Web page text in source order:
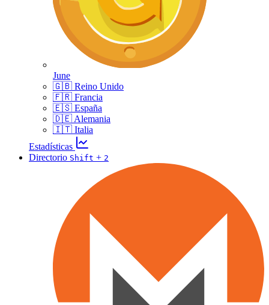
June
🇬🇧 Reino Unido
🇫🇷 Francia
🇪🇸 España
🇩🇪 Alemania
🇮🇹 Italia
Estadísticas
Directorio Shift + 2